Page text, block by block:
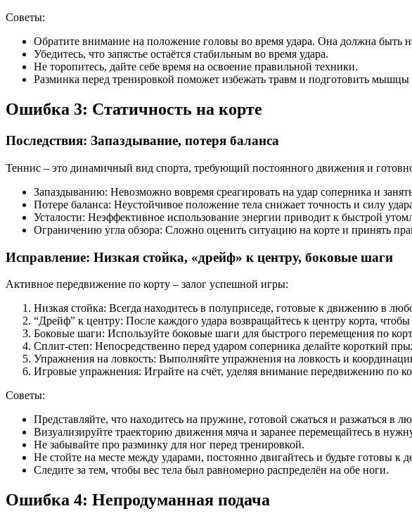
Советы:
Обратите внимание на положение головы во время удара. Она должна быть
Убедитесь, что запястье остаётся стабильным во время удара.
Не торопитесь, дайте себе время на освоение правильной техники.
Разминка перед тренировкой поможет избежать травм и подготовить мышцы
Ошибка 3: Статичность на корте
Последствия: Запаздывание, потеря баланса
Теннис – это динамичный вид спорта, требующий постоянного движения и
Запаздыванию: Невозможно вовремя среагировать на удар соперника и
Потере баланса: Неустойчивое положение тела снижает точность и силу
Усталости: Неэффективное использование энергии приводит к быстрой
Ограничению угла обзора: Сложно оценить ситуацию на корте и принять
Исправление: Низкая стойка, «дрейф» к центру, боковые шаги
Активное передвижение по корту – залог успешной игры:
Низкая стойка: Всегда находитесь в полуприседе, готовые к движению в
“Дрейф” к центру: После каждого удара возвращайтесь к центру корта,
Боковые шаги: Используйте боковые шаги для быстрого перемещения по
Сплит-степ: Непосредственно перед ударом соперника делайте короткий
Упражнения на ловкость: Выполняйте упражнения на ловкость и
Игровые упражнения: Играйте на счёт, уделяя внимание передвижению по
Советы:
Представляйте, что находитесь на пружине, готовой сжаться и разжаться в
Визуализируйте траекторию движения мяча и заранее перемещайтесь в
Не забывайте про разминку для ног перед тренировкой.
Не стойте на месте между ударами, постоянно двигайтесь и будьте готовы к
Следите за тем, чтобы вес тела был равномерно распределён на обе ноги.
Ошибка 4: Непродуманная подача